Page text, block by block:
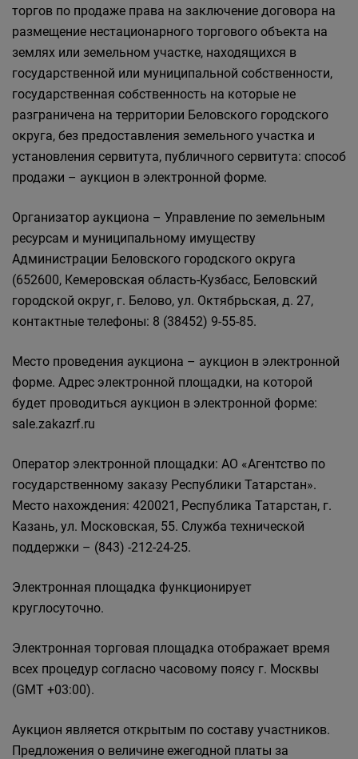
торгов по продаже права на заключение договора на
размещение нестационарного торгового объекта на
землях или земельном участке, находящихся в
государственной или муниципальной собственности,
государственная собственность на которые не
разграничена на территории Беловского городского
округа, без предоставления земельного участка и
установления сервитута, публичного сервитута: способ
продажи – аукцион в электронной форме.
Организатор аукциона – Управление по земельным
ресурсам и муниципальному имуществу
Администрации Беловского городского округа
(652600, Кемеровская область-Кузбасс, Беловский
городской округ, г. Белово, ул. Октябрьская, д. 27,
контактные телефоны: 8 (38452) 9-55-85.
Место проведения аукциона – аукцион в электронной
форме. Адрес электронной площадки, на которой
будет проводиться аукцион в электронной форме:
sale.zakazrf.ru
Оператор электронной площадки: АО «Агентство по
государственному заказу Республики Татарстан».
Место нахождения: 420021, Республика Татарстан, г.
Казань, ул. Московская, 55. Служба технической
поддержки – (843) -212-24-25.
Электронная площадка функционирует
круглосуточно.
Электронная торговая площадка отображает время
всех процедур согласно часовому поясу г. Москвы
(GMT +03:00).
Аукцион является открытым по составу участников.
Предложения о величине ежегодной платы за